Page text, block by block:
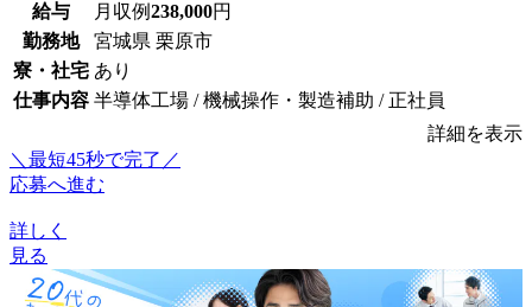
給与 月収例238,000円
勤務地
宮城県 栗原市
寮・社宅 あり
仕事内容 半導体工場 / 機械操作・製造補助 / 正社員
詳細を表示
＼最短45秒で完了／
応募へ進む
詳しく
見る